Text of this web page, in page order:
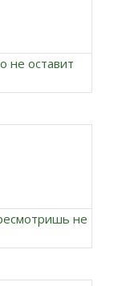
не оставит
не